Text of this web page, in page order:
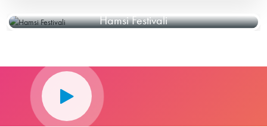
Hamsi Festivali